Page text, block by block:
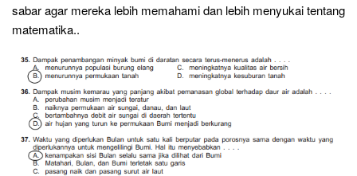
sabar agar mereka lebih memahami dan lebih menyukai tentang
matematika..